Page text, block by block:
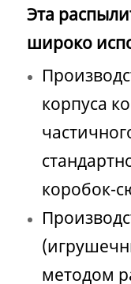
Эта
широко
корпуса
коробок-
методом